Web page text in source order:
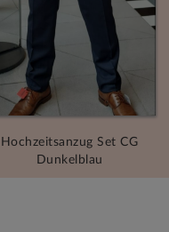
Hochzeitsanzug Set CG
Dunkelblau